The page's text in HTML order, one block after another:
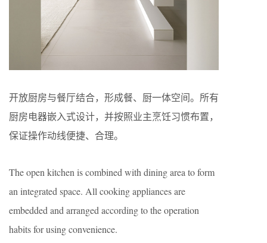
开放厨房与餐厅结合，形成餐、厨一体空间。所有
厨房电器嵌入式设计，并按照业主烹饪习惯布置，
保证操作动线便捷、合理。
The open kitchen is combined with dining area to form
an integrated space. All cooking appliances are
embedded and arranged according to the operation
habits for using convenience.